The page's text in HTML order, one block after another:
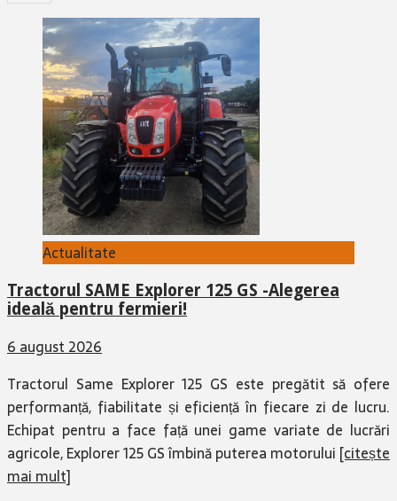
Actualitate
Tractorul SAME Explorer 125 GS -Alegerea
ideală pentru fermieri!
6 august 2026
Tractorul Same Explorer 125 GS este pregătit să ofere
performanță, fiabilitate și eficiență în fiecare zi de lucru.
Echipat pentru a face față unei game variate de lucrări
agricole, Explorer 125 GS îmbină puterea motorului [citește
mai mult]